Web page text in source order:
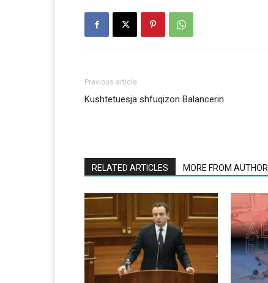
Previous article
Kushtetuesja shfuqizon Balancerin
RELATED ARTICLES MORE FROM AUTHOR